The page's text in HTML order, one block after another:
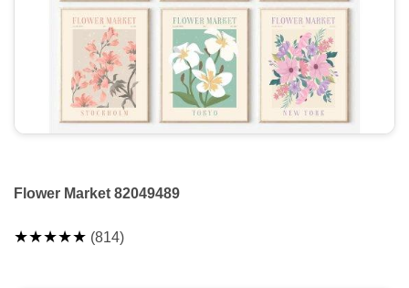
Flower Market 82049489
★★★★★ (814)